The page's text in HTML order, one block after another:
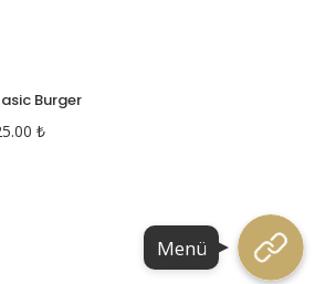
Burger
₺
Menü
Menü
Menü
Menü